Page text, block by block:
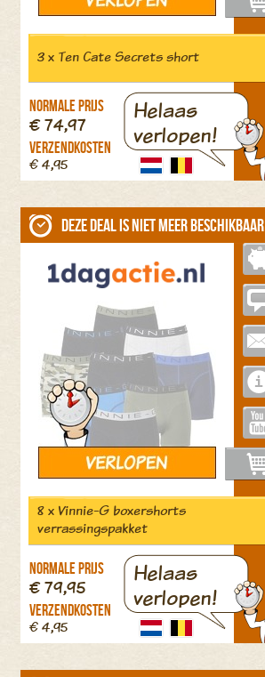
3 x Ten Cate Secrets short
Normale prijs
€ 74,97
Verzendkosten
€ 4,95
Helaas
verlopen!
Deze deal is niet meer beschikbaar
8 x Vinnie-G boxershorts
verrassingspakket
Normale prijs
€ 79,95
Verzendkosten
€ 4,95
Helaas
verlopen!